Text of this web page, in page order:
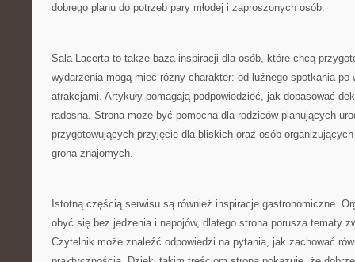
dobrego planu do potrzeb pary młodej i zaproszonych osób.
Sala Lacerta to także baza inspiracji dla osób, które chcą
wydarzenia mogą mieć różny charakter: od luźnego spotkania
atrakcjami. Artykuły pomagają podpowiedzieć, jak dopasować
radosna. Strona może być pomocna dla rodziców planujących
przygotowujących przyjęcie dla bliskich oraz osób
grona znajomych.
Istotną częścią serwisu są również inspiracje gastronomiczne.
obyć się bez jedzenia i napojów, dlatego strona porusza tematy
Czytelnik może znaleźć odpowiedzi na pytania, jak zachować